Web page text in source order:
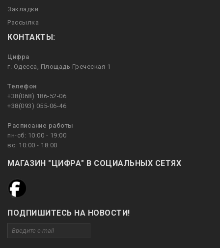
Закладки
Рассылка
КОНТАКТЫ:
Цифра
г. Одесса, Площадь Греческая 1
Телефон
+38(068) 186-52-06
+38(093) 055-06-46
Расписание работы
пн-сб: 10:00 - 19:00
вс: 10:00 - 18:00
МАГАЗИН "ЦИФРА" В СОЦИАЛЬНЫХ СЕТЯХ
ПОДПИШИТЕСЬ НА НОВОСТИ!